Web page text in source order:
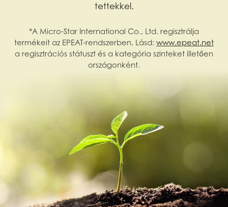
tettekkel.
*A Micro-Star International Co., Ltd. regisztrálja
termékeit az EPEAT-rendszerben. Lásd: www.epeat.net
a regisztrációs státuszt és a kategória szinteket illetően
országonként.